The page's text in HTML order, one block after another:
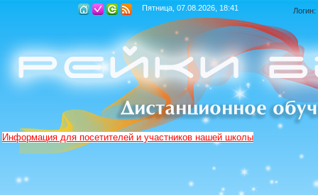
Пятница, 07.08.2026, 18:41 Логин:
Информация для посетителей и участников нашей школы